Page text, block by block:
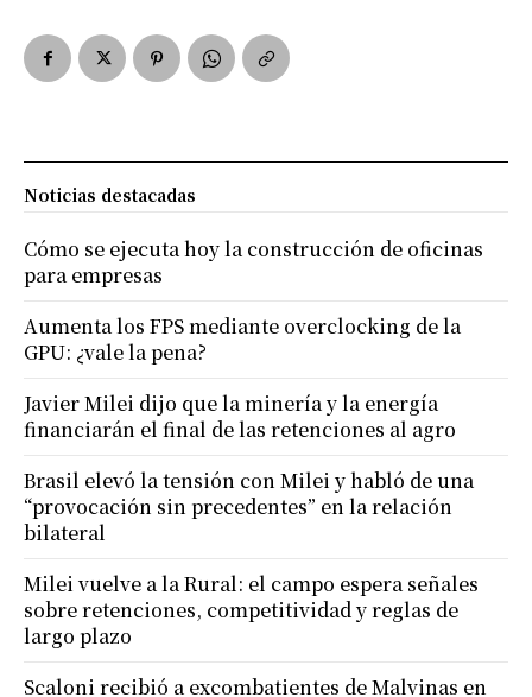
Noticias destacadas
Cómo se ejecuta hoy la construcción de oficinas
para empresas
Aumenta los FPS mediante overclocking de la
GPU: ¿vale la pena?
Javier Milei dijo que la minería y la energía
financiarán el final de las retenciones al agro
Brasil elevó la tensión con Milei y habló de una
“provocación sin precedentes” en la relación
bilateral
Milei vuelve a la Rural: el campo espera señales
sobre retenciones, competitividad y reglas de
largo plazo
Scaloni recibió a excombatientes de Malvinas en